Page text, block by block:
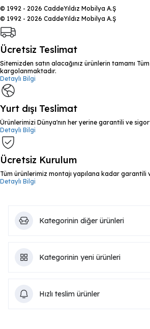
© 1992 - 2026 CaddeYıldız Mobilya A.Ş
© 1992 - 2026 CaddeYıldız Mobilya A.Ş
Ücretsiz Teslimat
Sitemizden satın alacağınız ürünlerin tamamı
kargolanmaktadır.
Detaylı Bilgi
Yurt dışı Teslimat
Ürünlerimizi Dünya'nın her yerine garantili ve
Detaylı Bilgi
Ücretsiz Kurulum
Tüm ürünlerimiz montajı yapılana kadar garantili
Detaylı Bilgi
Kategorinin diğer ürünleri
Kategorinin yeni ürünleri
Hızlı teslim ürünler